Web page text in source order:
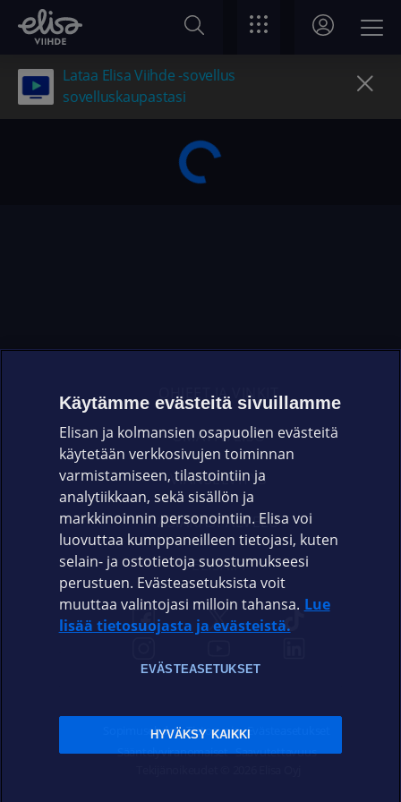
Lataa Elisa Viihde -sovellus
sovelluskaupastasi
OHJEET JA VINKIT
OMAYHTEISÖ
VIANSELVITYS
ASIAKASPALVELU
ELISA.FI
Sopimusehdot Tietosuoja Evästeasetukset
Sääntelyviranomaiset Saavutettavuus
Käytämme evästeitä sivuillamme
Elisan ja kolmansien osapuolien evästeitä
käytetään verkkosivujen toiminnan
varmistamiseen, tilastointiin ja
analytiikkaan, sekä sisällön ja
markkinoinnin personointiin. Elisa voi
luovuttaa kumppaneilleen tietojasi, kuten
selain- ja ostotietoja suostumukseesi
perustuen. Evästeasetuksista voit
muuttaa valintojasi milloin tahansa. Lue
lisää tietosuojasta ja evästeistä.
EVÄSTEASETUKSET
HYVÄKSY KAIKKI